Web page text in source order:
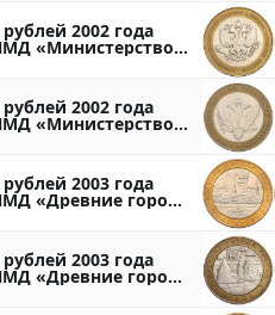
рублей 2002 года
«Министерство
рублей 2002 года
«Министерство
рублей 2003 года
«Древние города
— Касимов»
рублей 2003 года
«Древние города
— Псков»